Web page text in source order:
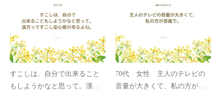
すこしは、自分で出来ること
もしようかなと思って。漢方
70代 女性 主人のテレビの
音量が大きくて、私の方が苦